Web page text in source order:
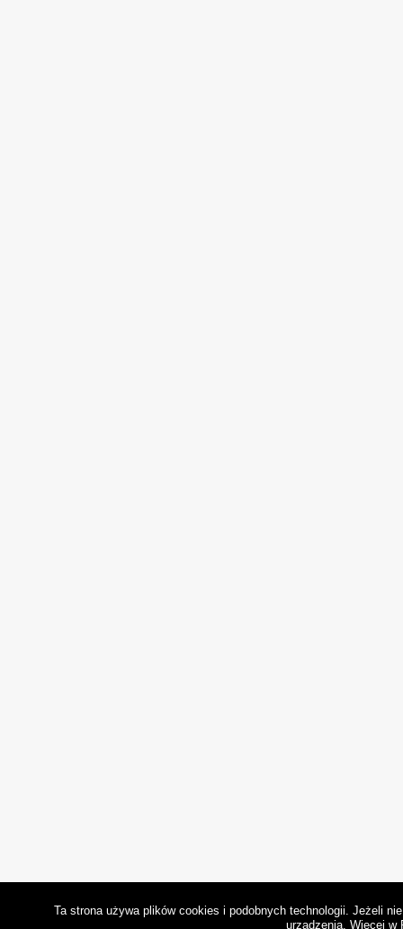
Ta strona używa plików cookies i podobnych technologii. Jeżeli
urządzenia. Więcej w